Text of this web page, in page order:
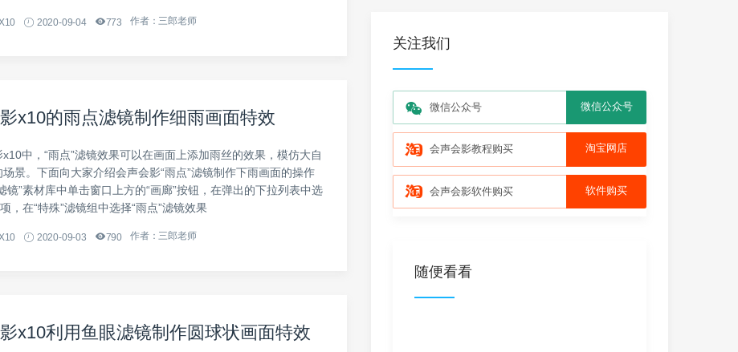
2020-09-04 773 作者：三郎老师
x10的雨点滤镜制作细雨画面特效
中，“雨点”滤镜效果可以在画面上添加雨丝的效果，模仿大自
景。下面向大家介绍会声会影“雨点”滤镜制作下雨画面的操作
镜”素材库中单击窗口上方的“画廊”按钮，在弹出的下拉列表中选
，在“特殊”滤镜组中选择“雨点”滤镜效果
2020-09-03 790 作者：三郎老师
x10利用鱼眼滤镜制作圆球状画面特效
关注我们
微信公众号 微信公众号
会声会影教程购买 淘宝网店
会声会影软件购买 软件购买
随便看看